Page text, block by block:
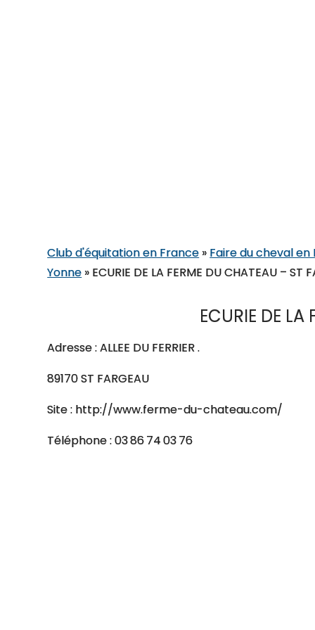
Club d'équitation en France » Faire du cheval
Yonne » ECURIE DE LA FERME DU CHATEAU – ST
ECURIE DE LA
Adresse : ALLEE DU FERRIER .
89170 ST FARGEAU
Site : http://www.ferme-du-chateau.com/
Téléphone : 03 86 74 03 76